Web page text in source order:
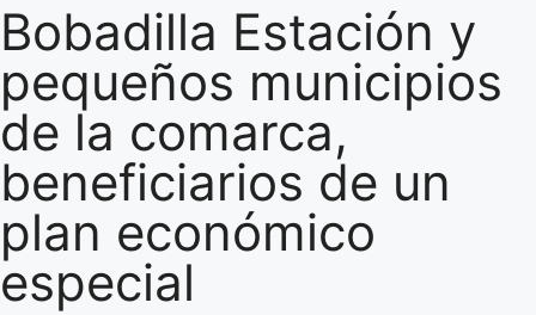
Bobadilla Estación y
pequeños municipios
de la comarca,
beneficiarios de un
plan económico
especial